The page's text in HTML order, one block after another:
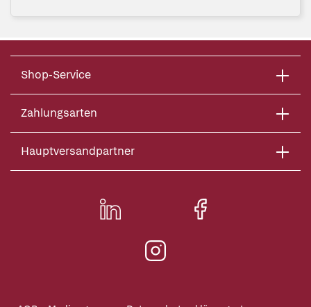
Shop-Service
Zahlungsarten
Hauptversandpartner